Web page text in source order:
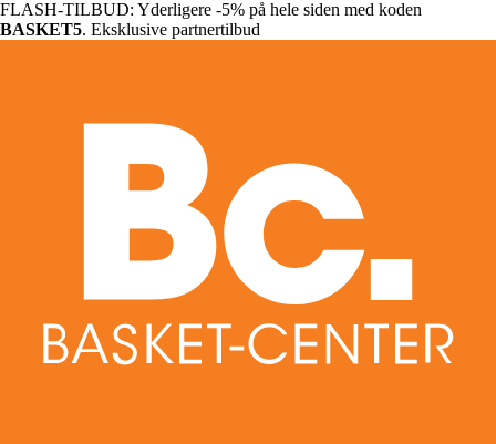
FLASH-TILBUD: Yderligere -5% på hele siden med koden
BASKET5. Eksklusive partnertilbud